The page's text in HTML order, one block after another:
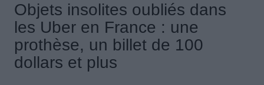
Objets insolites oubliés dans
les Uber en France : une
prothèse, un billet de 100
dollars et plus